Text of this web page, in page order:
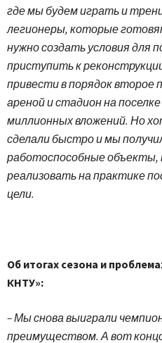
где мы будем играть и
легионеры, которые
нужно создать условия для
приступить к
привести в порядок второе
ареной и стадион на
миллионных вложений. Но
сделали быстро и мы
работоспособные
реализовать на практике
цели.
Об итогах сезона и
КНТУ»:
– Мы снова выиграли
преимуществом. А вот